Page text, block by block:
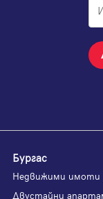
Бургас
Недвижими имоти
Двустайни